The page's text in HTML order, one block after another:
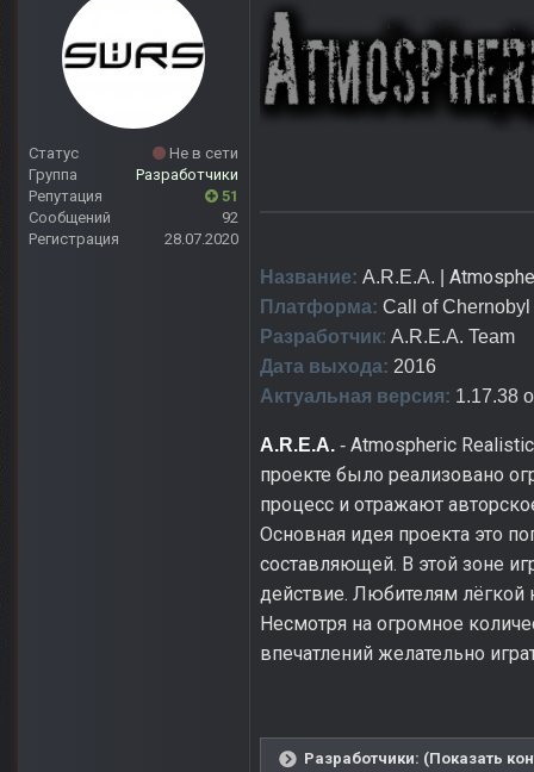
Статус
Не в сети
Группа
Разработчики
Репутация
51
Сообщений
92
Регистрация
28.07.2020
Название: A.R.E.A. |
Платформа: Call of Chernobyl
Разработчик: A.R.E.A. Team
Дата выхода: 2016
Актуальная версия: 1.17.38
A.R.E.A. - Atmospheric
проекте было реализовано
процесс и отражают
Основная идея проекта это
составляющей. В этой зоне
действие. Любителям
Несмотря на огромное
впечатлений желательно
Разработчики: (Показать